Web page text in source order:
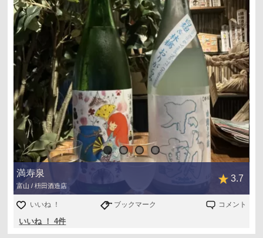
満寿泉
富山 / 枡田酒造店
3.7
いいね ！ ブックマーク コメント
いいね ！ 4件